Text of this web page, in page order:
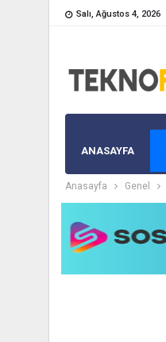
Salı, Ağustos 4, 2026
ANASAYFA
Anasayfa Genel